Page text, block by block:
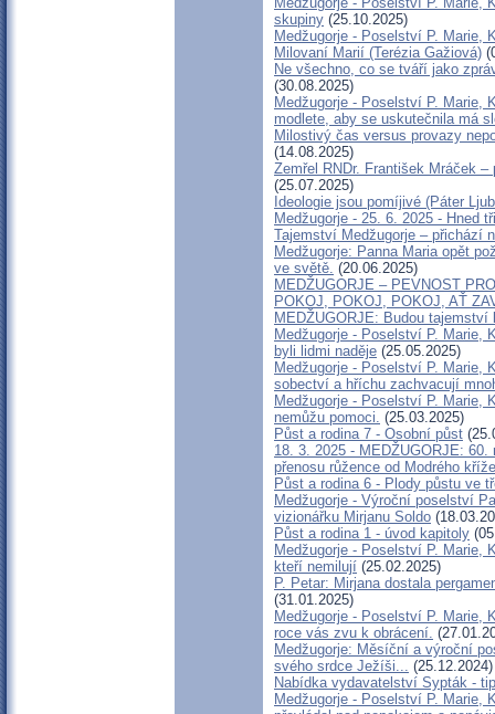
skupiny (25.10.2025)
Medžugorje - Poselství P. Marie,
Milovaní Marií (Terézia Gažiová)
Ne všechno, co se tváří jako
(30.08.2025)
Medžugorje - Poselství P. Marie,
modlete, aby se uskutečnila má
Milostivý čas versus provazy
(14.08.2025)
Zemřel RNDr. František Mráček
(25.07.2025)
Ideologie jsou pomíjivé (Páter
Medžugorje - 25. 6. 2025 -
Tajemství Medžugorje – přichází
Medžugorje: Panna Maria opět
ve světě. (20.06.2025)
MEDŽUGORJE – PEVNOST
POKOJ, POKOJ, POKOJ, AŤ
MEDŽUGORJE: Budou
Medžugorje - Poselství P. Marie,
byli lidmi naděje (25.05.2025)
Medžugorje - Poselství P. Marie,
sobectví a hříchu zachvacují
Medžugorje - Poselství P. Marie,
nemůžu pomoci. (25.03.2025)
Půst a rodina 7 - Osobní půst
18. 3. 2025 - MEDŽUGORJE:
přenosu růžence od Modrého
Půst a rodina 6 - Plody půstu ve
Medžugorje - Výroční poselství
vizionářku Mirjanu Soldo
Půst a rodina 1 - úvod kapitoly
Medžugorje - Poselství P. Marie,
kteří nemilují (25.02.2025)
P. Petar: Mirjana dostala
(31.01.2025)
Medžugorje - Poselství P. Marie,
roce vás zvu k obrácení.
Medžugorje: Měsíční a výroční
svého srdce Ježíši... (25.12.2024)
Nabídka vydavatelství Sypták -
Medžugorje - Poselství P. Marie,